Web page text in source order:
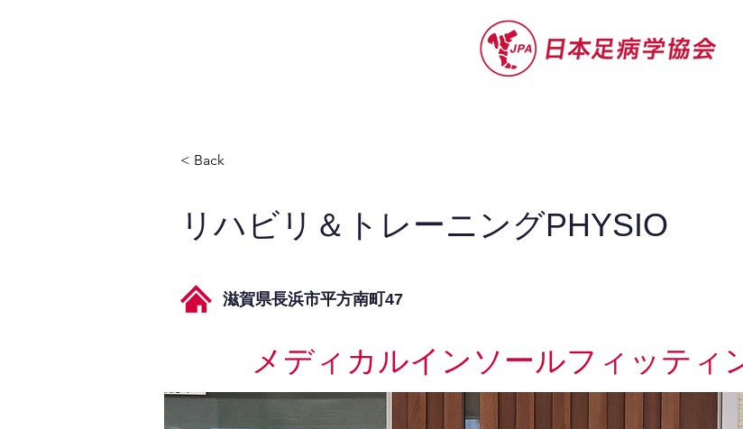
< Back
リハビリ＆トレーニングPHYSIO
滋賀県長浜市平方南町47
メディカルインソールフィッティ